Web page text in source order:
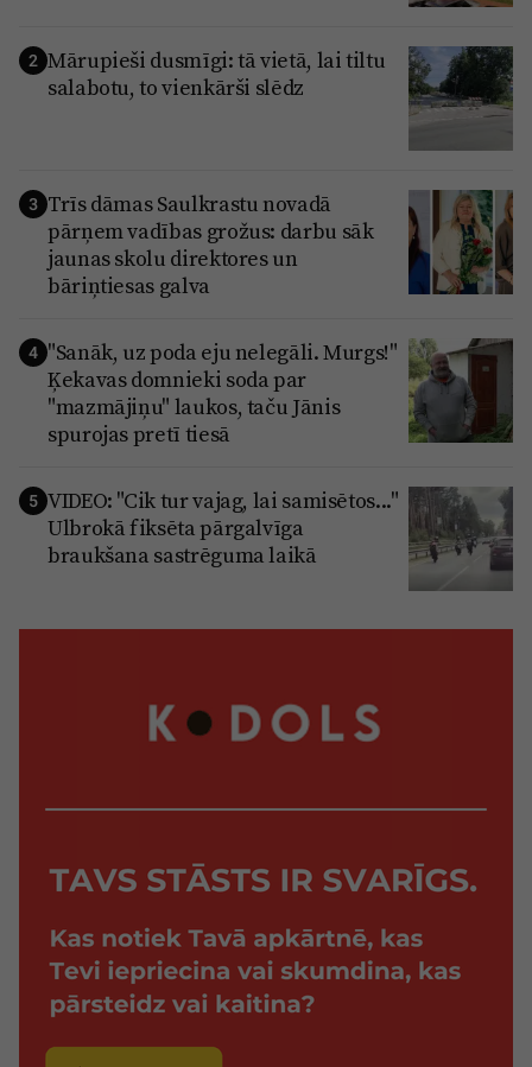
2 Mārupieši dusmīgi: tā vietā, lai tiltu
salabotu, to vienkārši slēdz
3 Trīs dāmas Saulkrastu novadā
pārņem vadības grožus: darbu sāk
jaunas skolu direktores un
bāriņtiesas galva
4 "Sanāk, uz poda eju nelegāli. Murgs!"
Ķekavas domnieki soda par
"mazmājiņu" laukos, taču Jānis
spurojas pretī tiesā
5 VIDEO: "Cik tur vajag, lai samisētos..."
Ulbrokā fiksēta pārgalvīga
braukšana sastrēguma laikā